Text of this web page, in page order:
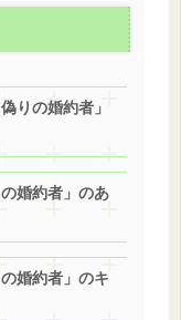
りの婚約者」
婚約者」のあ
婚約者」のキ